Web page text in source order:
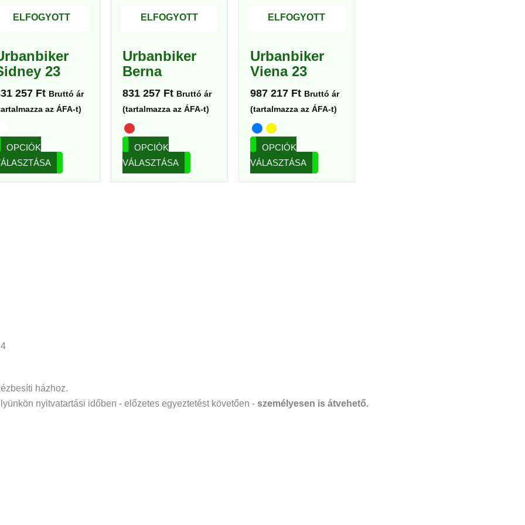
ELFOGYOTT
23
257 Ft Bruttó ár
az ÁFA-t)
OPCIÓK
A
a
ki
ELFOGYOTT
Urbanbiker
Berna
831 257 Ft Bruttó ár
(tartalmazza az ÁFA-t)
OPCIÓK
VÁLASZTÁSA
A
a
ki
ELFOGYOTT
Urbanbiker
Viena 23
987 217 Ft Bruttó ár
(tartalmazza az ÁFA-t)
OPCIÓK
VÁLASZTÁSA
A
a
ki
házhoz.
nyitvatartási időben - előzetes egyeztetést követően - személyesen is átvehető.